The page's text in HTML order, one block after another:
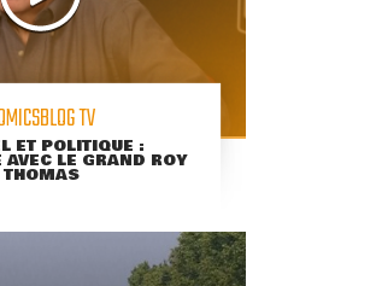
TV
ET POLITIQUE :
AVEC LE GRAND ROY
THOMAS